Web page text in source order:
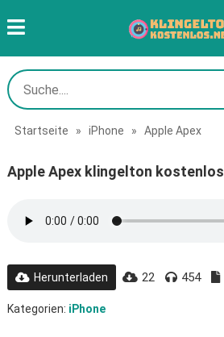
Startseite » iPhone » Apple Apex
Apple Apex klingelton kostenlos
Herunterladen 22 454
Kategorien: iPhone